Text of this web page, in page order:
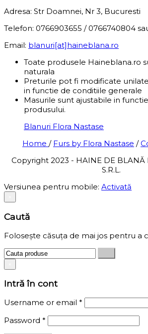
Adresa: Str Doamnei, Nr 3, Bucuresti
Telefon: 0766903655 / 0766740804
Email: blanuri[at]haineblana.ro
Toate produsele Haineblana.ro
naturala
Preturile pot fi modificate
in functie de conditiile generale
Masurile sunt ajustabile in
produsului.
Blanuri Flora Nastase
Home / Furs by Flora Nastase /
Copyright 2023 - HAINE DE BLANĂ
S.R.L.
Versiunea pentru mobile: Activată
Caută
Folosește căsuța de mai jos pentru a
Intră în cont
Username or email *
Password *